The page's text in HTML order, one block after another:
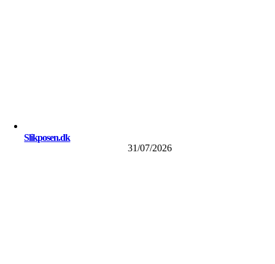
Slikposen.dk
31/07/2026